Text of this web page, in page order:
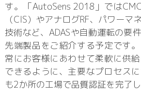
す。「AutoSens 2018」では
（CIS）やアナログRF、パワーマ
技術など、ADASや自動運転の要
先端製品をご紹介する予定です
常にお客様にあわせて柔軟に供
できるように、主要なプロセス
も2か所の工場で品質認証を完了し